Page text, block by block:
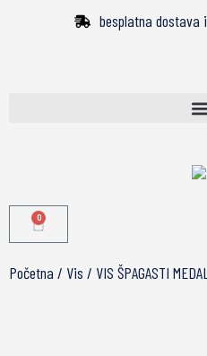
besplatna dostava
0
Početna / Vis / VIS ŠPAGASTI